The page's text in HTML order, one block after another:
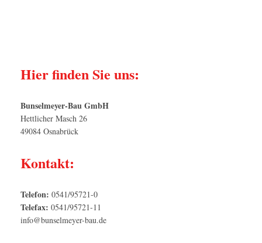
Hier finden Sie uns:
Bunselmeyer-Bau GmbH
Hettlicher Masch 26
49084 Osnabrück
Kontakt:
Telefon: 0541/95721-0
Telefax: 0541/95721-11
info@bunselmeyer-bau.de